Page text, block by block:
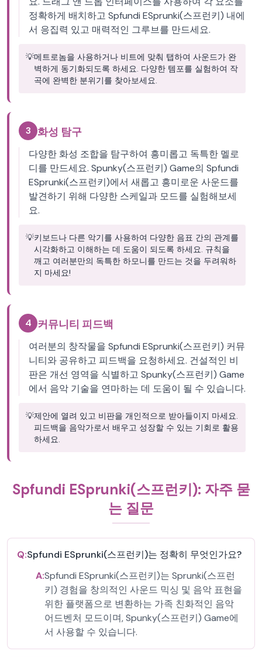
정확하게 배치하고 Spfundi ESprunki(스프런키) 내에
서 응집력 있고 매력적인 그루브를 만드세요.
💡메트로놈을 사용하거나 비트에 맞춰 탭하여 사운드가 완
벽하게 동기화되도록 하세요. 다양한 템포를 실험하여 작
곡에 완벽한 분위기를 찾아보세요.
3 화성 탐구
다양한 화성 조합을 탐구하여 흥미롭고 독특한 멜로
디를 만드세요. Spunky(스프런키) Game의 Spfundi
ESprunki(스프런키)에서 새롭고 흥미로운 사운드를
발견하기 위해 다양한 스케일과 모드를 실험해보세
요.
💡키보드나 다른 악기를 사용하여 다양한 음표 간의 관계를
시각화하고 이해하는 데 도움이 되도록 하세요. 규칙을
깨고 여러분만의 독특한 하모니를 만드는 것을 두려워하
지 마세요!
4 커뮤니티 피드백
여러분의 창작물을 Spfundi ESprunki(스프런키) 커뮤
니티와 공유하고 피드백을 요청하세요. 건설적인 비
판은 개선 영역을 식별하고 Spunky(스프런키) Game
에서 음악 기술을 연마하는 데 도움이 될 수 있습니다.
💡제안에 열려 있고 비판을 개인적으로 받아들이지 마세요.
피드백을 음악가로서 배우고 성장할 수 있는 기회로 활용
하세요.
Spfundi ESprunki(스프런키): 자주 묻
는 질문
Q:Spfundi ESprunki(스프런키)는 정확히 무엇인가요?
A:Spfundi ESprunki(스프런키)는 Sprunki(스프런
키) 경험을 창의적인 사운드 믹싱 및 음악 표현을
위한 플랫폼으로 변환하는 가족 친화적인 음악
어드벤처 모드이며, Spunky(스프런키) Game에
서 사용할 수 있습니다.